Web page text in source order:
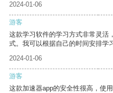
2024-01-06
游客
这款学习软件的学习方式非常灵活
式。我可以根据自己的时间安排学
2024-01-06
游客
这款加速器app的安全性很高，使